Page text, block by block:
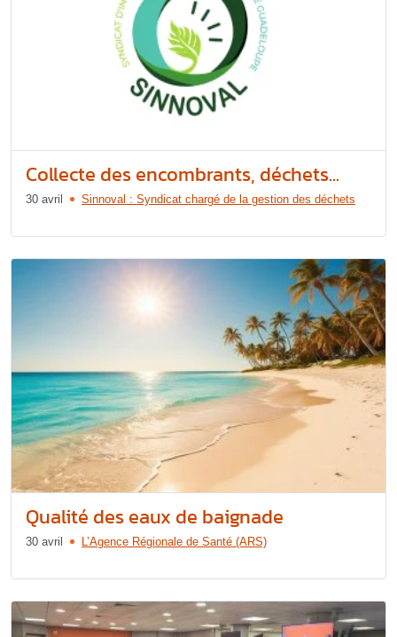
Collecte des encombrants, déchets...
30 avril Sinnoval : Syndicat chargé de la gestion des déchets
Qualité des eaux de baignade
30 avril L’Agence Régionale de Santé (ARS)